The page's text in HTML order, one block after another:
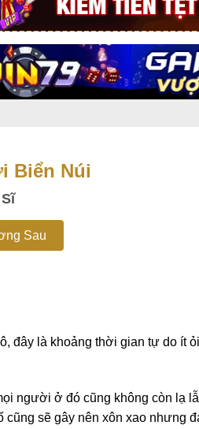
Biển Núi
Sau
đây là khoảng thời gian tự do ít
người ở đó cũng không còn lạ
sẽ gây nên xôn xao nhưng